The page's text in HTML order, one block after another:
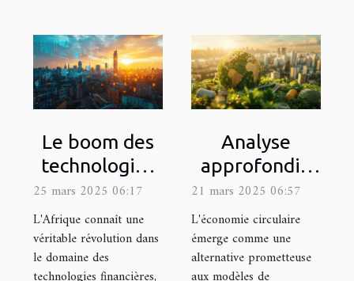
Le boom des
technologies
financières en
Afrique
tendances
opportunités
25 mars 2025 06:17
L'Afrique connaît une
véritable révolution dans
le domaine des
Analyse
approfondie
de l'économie
circulaire et
son impact sur
le PIB
21 mars 2025 06:57
L'économie circulaire
émerge comme une
alternative prometteuse